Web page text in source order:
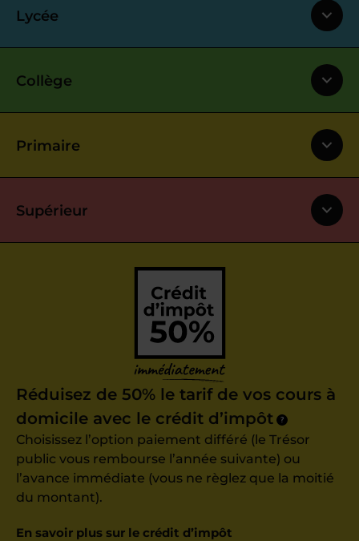
Lycée
Collège
Primaire
Supérieur
Réduisez de 50% le tarif de vos cours à
domicile avec le crédit d’impôt
?
Choisissez l’option paiement différé (le Trésor
public vous rembourse l’année suivante) ou
l’avance immédiate (vous ne règlez que la moitié
du montant).
En savoir plus sur le crédit d’impôt